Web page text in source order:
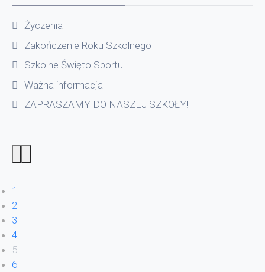
Życzenia
Zakończenie Roku Szkolnego
Szkolne Święto Sportu
Ważna informacja
ZAPRASZAMY DO NASZEJ SZKOŁY!
1
2
3
4
5
6